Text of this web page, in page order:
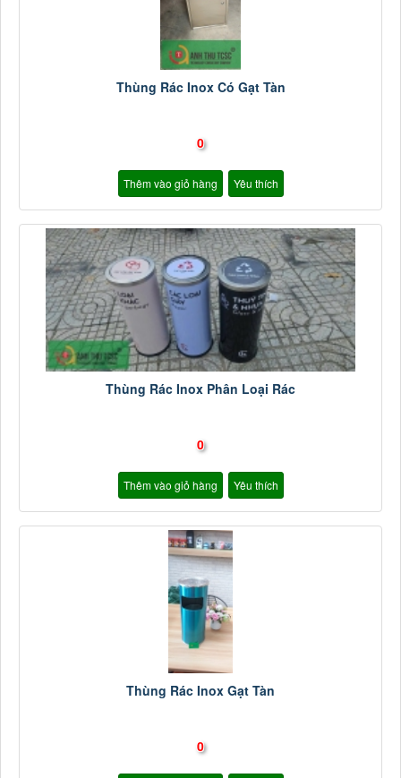
Thùng Rác Inox Có Gạt Tàn
0
Thêm vào giỏ hàng Yêu thích
Thùng Rác Inox Phân Loại Rác
0
Thêm vào giỏ hàng Yêu thích
Thùng Rác Inox Gạt Tàn
0